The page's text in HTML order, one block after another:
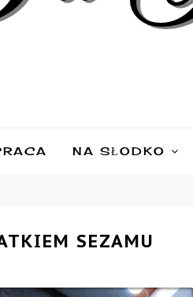
NA SŁODKO
SEZAMU